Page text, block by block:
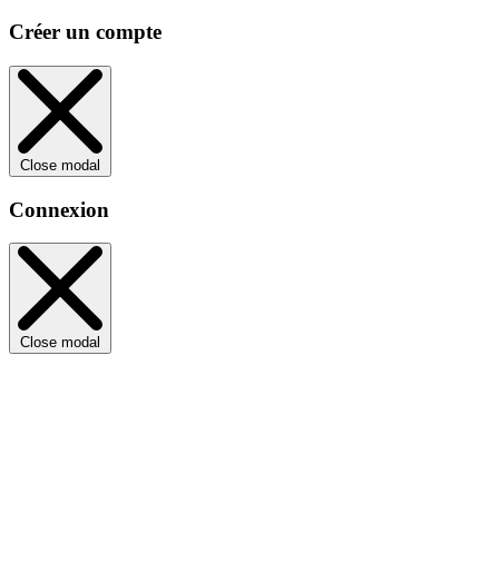
Créer un compte
Close modal
Connexion
Close modal